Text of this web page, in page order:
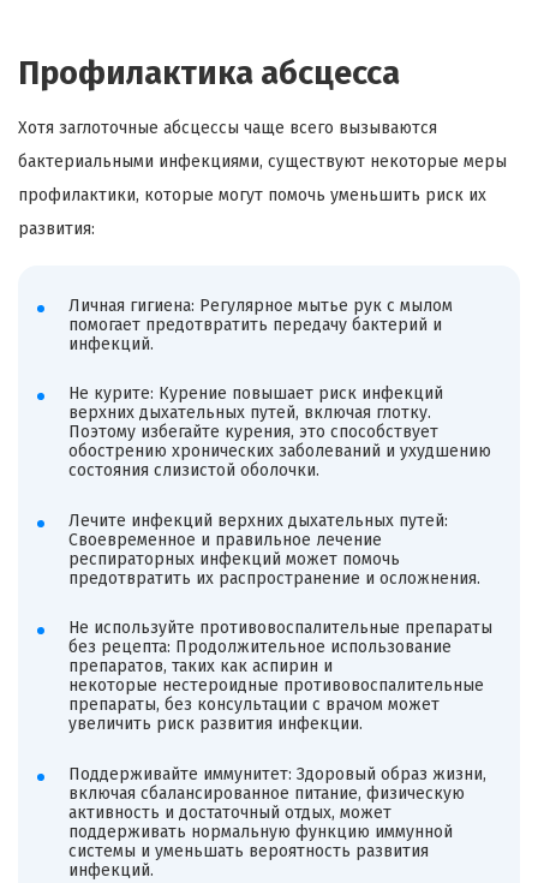
Профилактика абсцесса
Хотя заглоточные абсцессы чаще всего вызываются
бактериальными инфекциями, существуют некоторые меры
профилактики, которые могут помочь уменьшить риск их
развития:
Личная гигиена: Регулярное мытье рук с мылом
помогает предотвратить передачу бактерий и
инфекций.
Не курите: Курение повышает риск инфекций
верхних дыхательных путей, включая глотку.
Поэтому избегайте курения, это способствует
обострению хронических заболеваний и ухудшению
состояния слизистой оболочки.
Лечите инфекций верхних дыхательных путей:
Своевременное и правильное лечение
респираторных инфекций может помочь
предотвратить их распространение и осложнения.
Не используйте противовоспалительные препараты
без рецепта: Продолжительное использование
препаратов, таких как аспирин и
некоторые нестероидные противовоспалительные
препараты, без консультации с врачом может
увеличить риск развития инфекции.
Поддерживайте иммунитет: Здоровый образ жизни,
включая сбалансированное питание, физическую
активность и достаточный отдых, может
поддерживать нормальную функцию иммунной
системы и уменьшать вероятность развития
инфекций.